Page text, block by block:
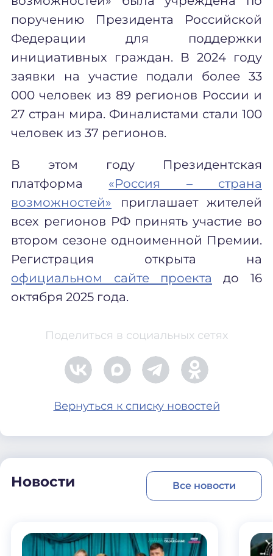
поручению Президента Российской
Федерации для поддержки
инициативных граждан. В 2024 году
заявки на участие подали более 33
000 человек из 89 регионов России и
27 стран мира. Финалистами стали 100
человек из 37 регионов.
В этом году Президентская
платформа «Россия – страна
возможностей» приглашает жителей
всех регионов РФ принять участие во
втором сезоне одноименной Премии.
Регистрация открыта на
официальном сайте проекта до 16
октября 2025 года.
Поделиться в социальных сетях
Вернуться к списку новостей
Новости Все новости